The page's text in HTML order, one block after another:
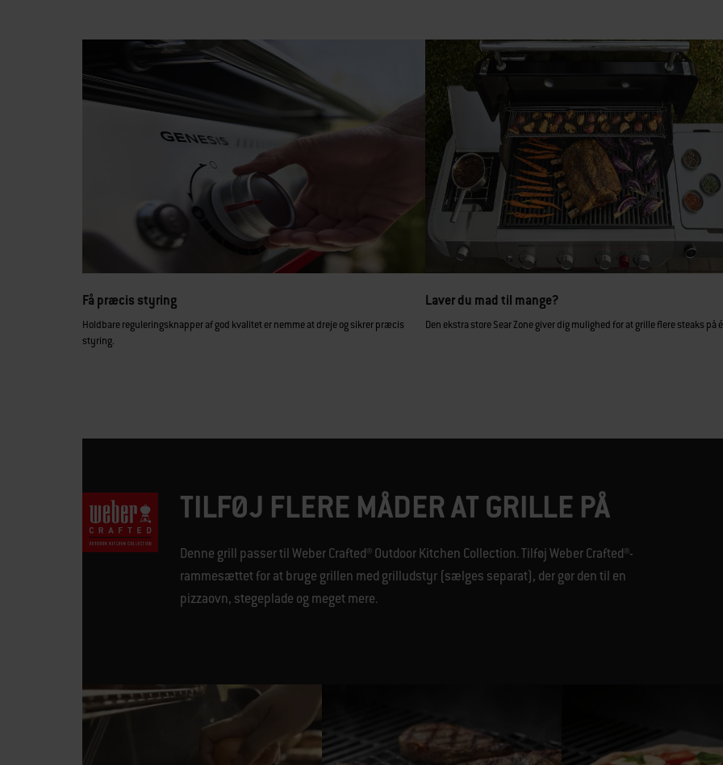
Få præcis styring
Holdbare reguleringsknapper af god kvalitet er nemme at dreje og sikrer præcis
styring.
Laver du mad til mange?
Den ekstra store Sear Zone giver dig mulighed for at grille flere steaks på
TILFØJ FLERE MÅDER AT GRILLE PÅ
Denne grill passer til Weber Crafted® Outdoor Kitchen Collection. Tilføj Weber Crafted®-
rammesættet for at bruge grillen med grilludstyr (sælges separat), der gør den til en
pizzaovn, stegeplade og meget mere.